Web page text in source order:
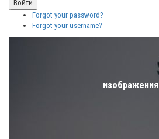
Forgot your password?
Forgot your username?
изображения